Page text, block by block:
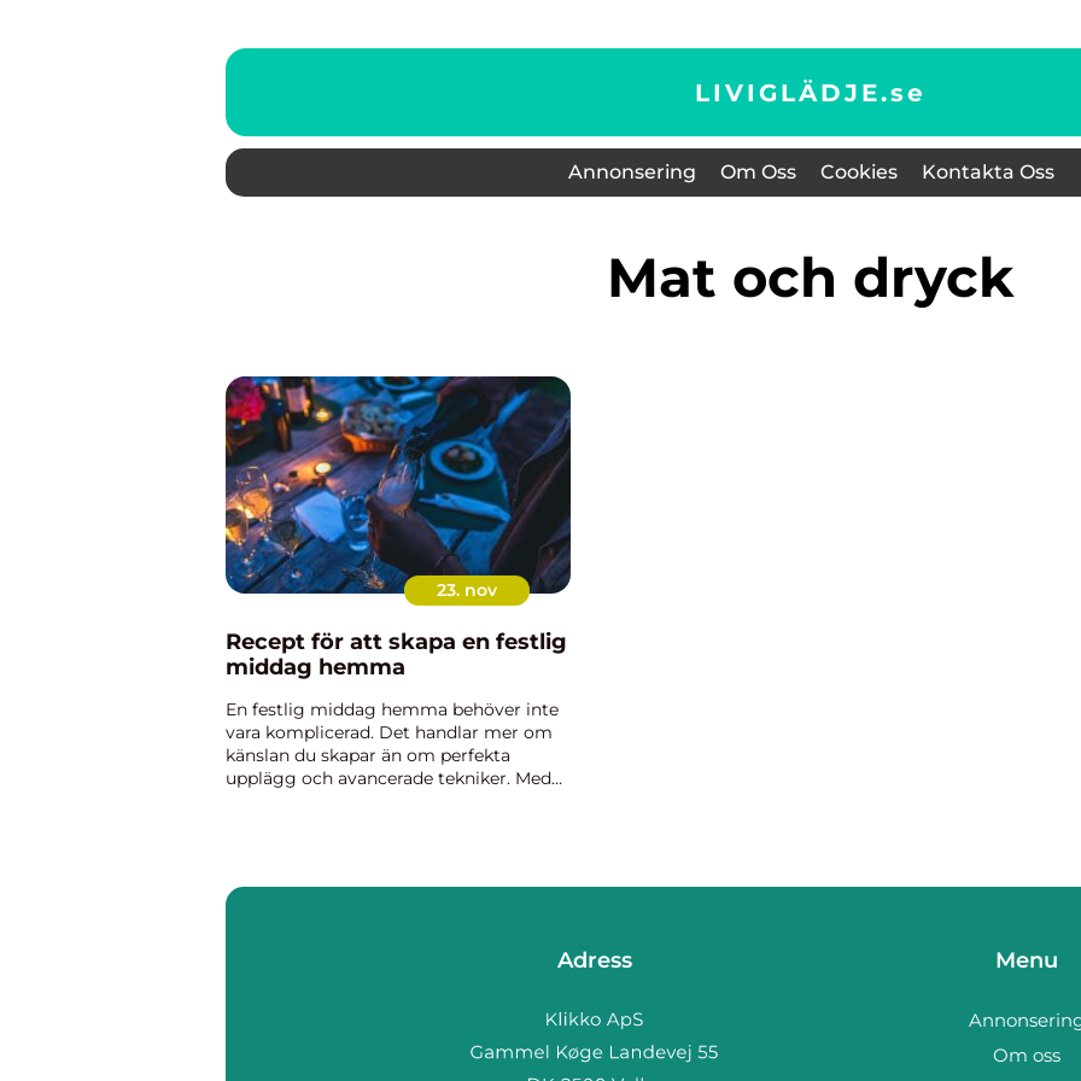
LIVIGLÄDJE.se
Annonsering Om Oss Cookies Kontakta Oss
Mat och dryck
23. nov
Recept för att skapa en festlig
middag hemma
En festlig middag hemma behöver inte
vara komplicerad. Det handlar mer om
känslan du skapar än om perfekta
upplägg och avancerade tekniker. Med
Adress Menu
Om oss